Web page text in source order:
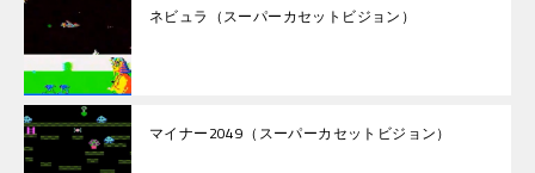
ネビュラ（スーパーカセットビジョン）
マイナー2049（スーパーカセットビジョン）